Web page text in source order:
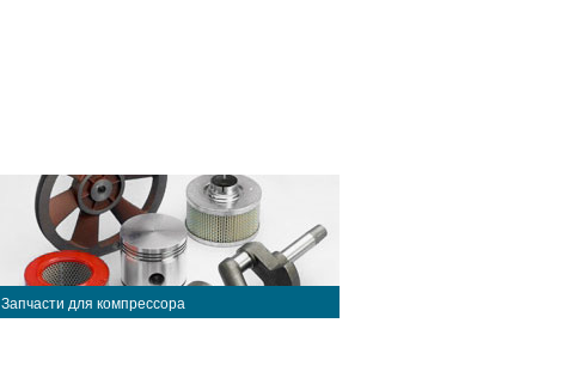
Запчасти для компрессора